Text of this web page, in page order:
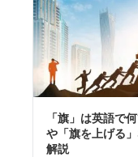
「旗」は英語で
や「旗を上げる
解説